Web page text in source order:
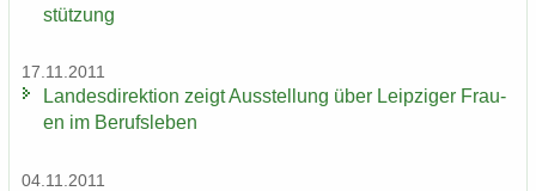
stüt­zung
17.11.2011
Lan­des­di­rek­ti­on zeigt Aus­stel­lung über Leip­zi­ger Frau­
en im Be­rufs­le­ben
04.11.2011